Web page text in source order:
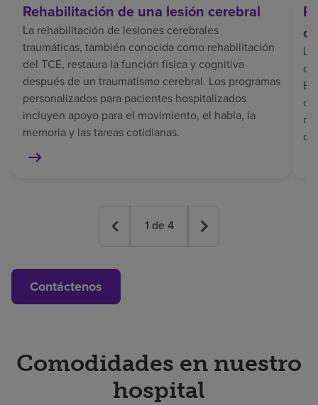
Rehabilitación de una lesión cerebral
La rehabilitación de lesiones cerebrales
traumáticas, también conocida como rehabilitación
del TCE, restaura la función física y cognitiva
después de un traumatismo cerebral. Los programas
personalizados para pacientes hospitalizados
incluyen apoyo para el movimiento, el habla, la
memoria y las tareas cotidianas.
El
1 de 4
Contáctenos
Comodidades en nuestro
hospital